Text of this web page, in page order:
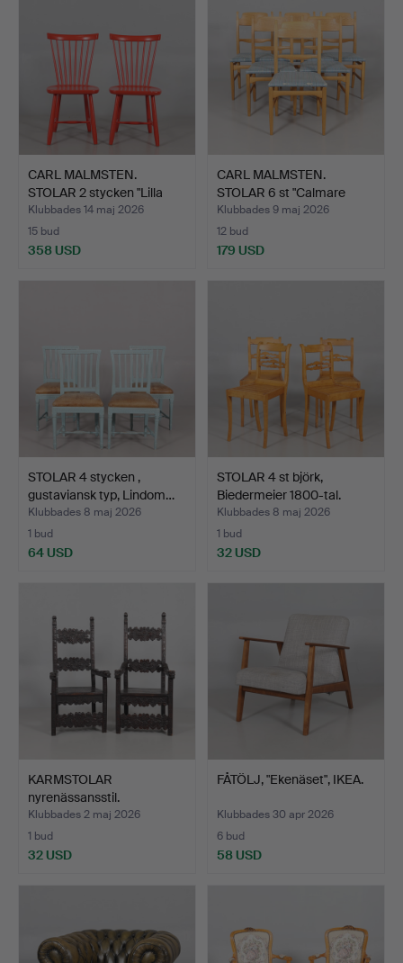
CARL MALMSTEN.
STOLAR 2 stycken "Lilla
Åla…
Klubbades 14 maj 2026
15 bud
358 USD
CARL MALMSTEN.
STOLAR 6 st "Calmare
nyckel…
Klubbades 9 maj 2026
12 bud
179 USD
STOLAR 4 stycken ,
gustaviansk typ, Lindom…
Klubbades 8 maj 2026
1 bud
64 USD
STOLAR 4 st björk,
Biedermeier 1800-tal.
Klubbades 8 maj 2026
1 bud
32 USD
KARMSTOLAR
nyrenässansstil.
Klubbades 2 maj 2026
1 bud
32 USD
FÅTÖLJ, "Ekenäset", IKEA.
Klubbades 30 apr 2026
6 bud
58 USD